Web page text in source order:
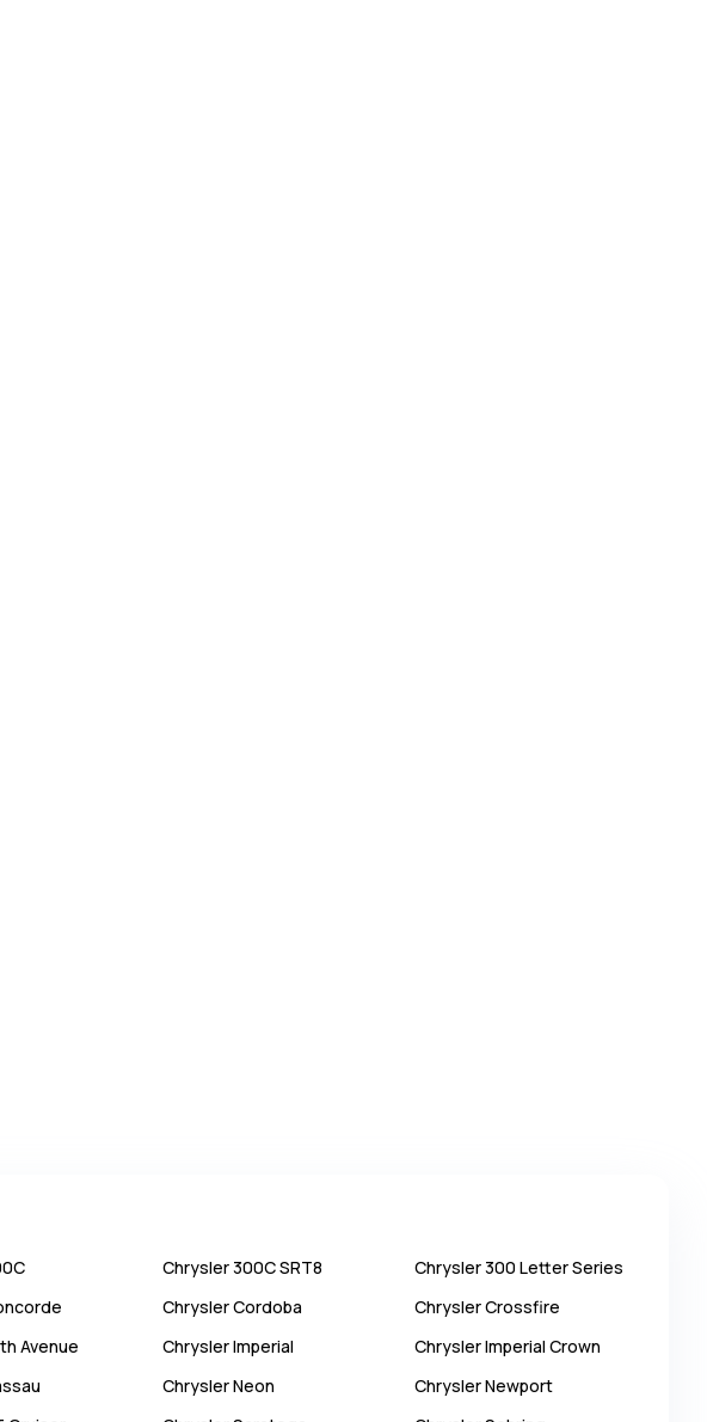
Chrysler300C SRT8 Chrysler300 Letter Series
ChryslerCordoba ChryslerCrossfire
Avenue ChryslerImperial ChryslerImperial Crown
ChryslerNeon ChryslerNewport